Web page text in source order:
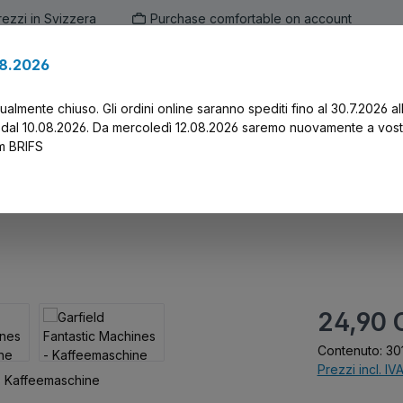
in Svizzera Purchase comfortable on account
- Kaffeemaschine
Prezzo
24,90
Contenuto:
Prezzi incl.
chiuso. Gli ordini online saranno spediti fino al 30.7.2026
10.08.2026. Da mercoledì 12.08.2026 saremo nuovamente a
BRIFS